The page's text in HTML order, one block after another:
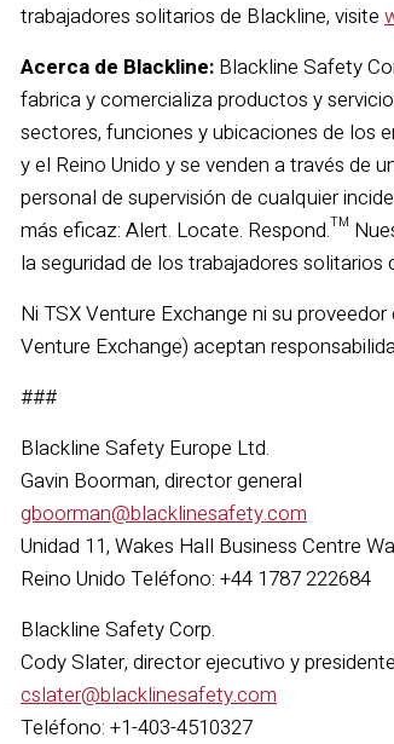
trabajadores solitarios de Blackline, visite
Acerca de Blackline: Blackline Safety
fabrica y comercializa productos y
sectores, funciones y ubicaciones de los
y el Reino Unido y se venden a través de
personal de supervisión de cualquier
más eficaz: Alert. Locate. Respond.™
la seguridad de los trabajadores
Ni TSX Venture Exchange ni su
Venture Exchange) aceptan
###
Blackline Safety Europe Ltd.
Gavin Boorman, director general
gboorman@blacklinesafety.com
Unidad 11, Wakes Hall Business Centre
Reino Unido Teléfono: +44 1787 222684
Blackline Safety Corp.
Cody Slater, director ejecutivo y presidente
cslater@blacklinesafety.com
Teléfono: +1-403-4510327